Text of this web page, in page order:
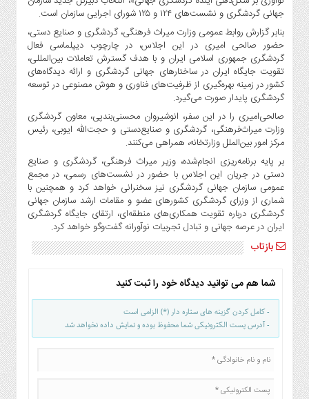
نگاه
روز
گوناگون
جهانی گردشگری و نشست‌های ۱۲۴ و ۱۲۵ شورای اجرایی سازمان است.
بنابر گزارش روابط عمومی وزارت میراث فرهنگی، گردشگری و صنایع دستی،
حضور صالحی امیری در این اجلاس، در چارچوب دیپلماسی فعال
گردشگری جمهوری اسلامی ایران و با هدف گسترش تعاملات بین‌المللی،
تقویت جایگاه ایران در ساختارهای جهانی گردشگری و ارائه دیدگاه‌های
کشور در زمینه بهره‌گیری از ظرفیت‌های فناوری و هوش مصنوعی در توسعه
گردشگری پایدار صورت می‌گیرد.
صالحی‌امیری را در این سفر، انوشیروان محسنی‌بندپی، معاون گردشگری
وزارت میراث‌فرهنگی، گردشگری و صنایع‌دستی و حجت‌الله ایوبی، رئیس
مرکز امور بین‌الملل وزارتخانه، همراهی می‌کنند.
بر پایه برنامه‌ریزی انجام‌شده، وزیر میراث‌ فرهنگی، گردشگری و صنایع
دستی در جریان این اجلاس با حضور در نشست‌های رسمی، در مجمع
عمومی سازمان جهانی گردشگری نیز سخنرانی خواهد کرد و همچنین با
شماری از وزرای گردشگری کشورهای عضو و مقامات ارشد سازمان جهانی
گردشگری درباره تقویت همکاری‌های منطقه‌ای، ارتقای جایگاه گردشگری
ایران در عرصه جهانی و تبادل تجربیات نوآورانه گفت‌وگو خواهد کرد.
بازتاب
شما هم می توانید دیدگاه خود را ثبت کنید
- کامل کردن گزینه های ستاره دار (*) الزامی است
- آدرس پست الکترونیکی شما محفوظ بوده و نمایش داده نخواهد شد